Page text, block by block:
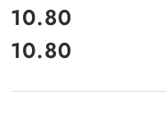
cena:
10.80
Cena:
10.80